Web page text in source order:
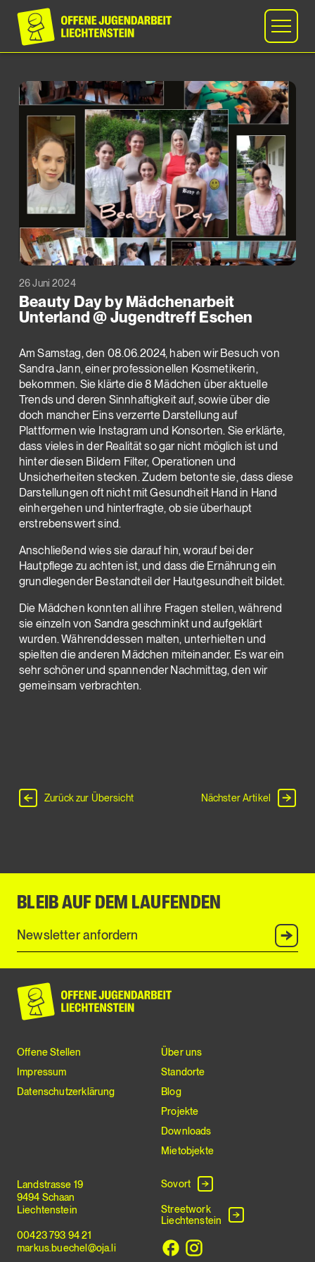
26 Juni 2024
Beauty Day by Mädchenarbeit
Unterland @ Jugendtreff Eschen
Am Samstag, den 08.06.2024, haben wir Besuch von
Sandra Jann, einer professionellen Kosmetikerin,
bekommen. Sie klärte die 8 Mädchen über aktuelle
Trends und deren Sinnhaftigkeit auf, sowie über die
doch mancher Eins verzerrte Darstellung auf
Plattformen wie Instagram und Konsorten. Sie erklärte,
dass vieles in der Realität so gar nicht möglich ist und
hinter diesen Bildern Filter, Operationen und
Unsicherheiten stecken. Zudem betonte sie, dass diese
Darstellungen oft nicht mit Gesundheit Hand in Hand
einhergehen und hinterfragte, ob sie überhaupt
erstrebenswert sind.
Anschließend wies sie darauf hin, worauf bei der
Hautpflege zu achten ist, und dass die Ernährung ein
grundlegender Bestandteil der Hautgesundheit bildet.
Die Mädchen konnten all ihre Fragen stellen, während
sie einzeln von Sandra geschminkt und aufgeklärt
wurden. Währenddessen malten, unterhielten und
spielten die anderen Mädchen miteinander. Es war ein
sehr schöner und spannender Nachmittag, den wir
gemeinsam verbrachten.
Nächster Artikel
Zurück zur Übersicht
BLEIB AUF DEM LAUFENDEN
Landstrasse 19
9494 Schaan
Liechtenstein
00423 793 94 21
markus.buechel@oja.li
Über uns
Standorte
Blog
Projekte
Downloads
Mietobjekte
Offene Stellen
Impressum
Datenschutzerklärung
Sovort
Streetwork
Liechtenstein